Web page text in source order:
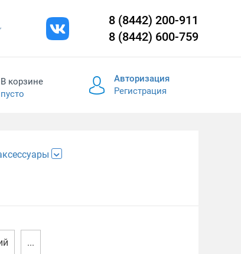
8 (8442) 200-911
8 (8442) 600-759
В корзине
пусто
Авторизация
Регистрация
...